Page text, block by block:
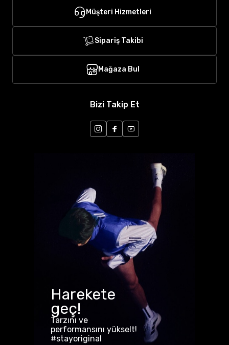
Müşteri Hizmetleri
Sipariş Takibi
Mağaza Bul
Bizi Takip Et
Harekete
geç!
Tarzını ve
performansını yükselt!
#stayoriginal